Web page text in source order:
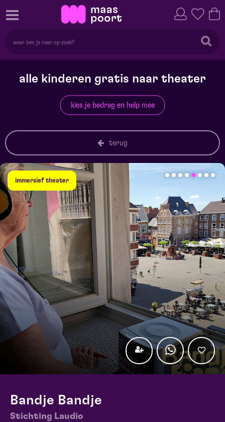
alle kinderen gratis naar theater
kies je bedrag en help mee
terug
immersief theater
Bandje Bandje
Stichting Laudio